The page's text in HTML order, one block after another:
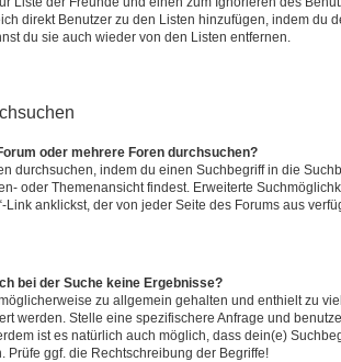
direkt Benutzer zu den Listen hinzufügen, indem du
du sie auch wieder von den Listen entfernen.
oder mehrere Foren durchsuchen?
durchsuchen, indem du einen Suchbegriff in die
oder Themenansicht findest. Erweiterte
Link anklickst, der von jeder Seite des Forums aus
bei der Suche keine Ergebnisse?
zu allgemein gehalten und enthielt zu
werden. Stelle eine spezifischere Anfrage und
ist es natürlich auch möglich, dass dein(e)
Prüfe ggf. die Rechtschreibung der Begriffe!